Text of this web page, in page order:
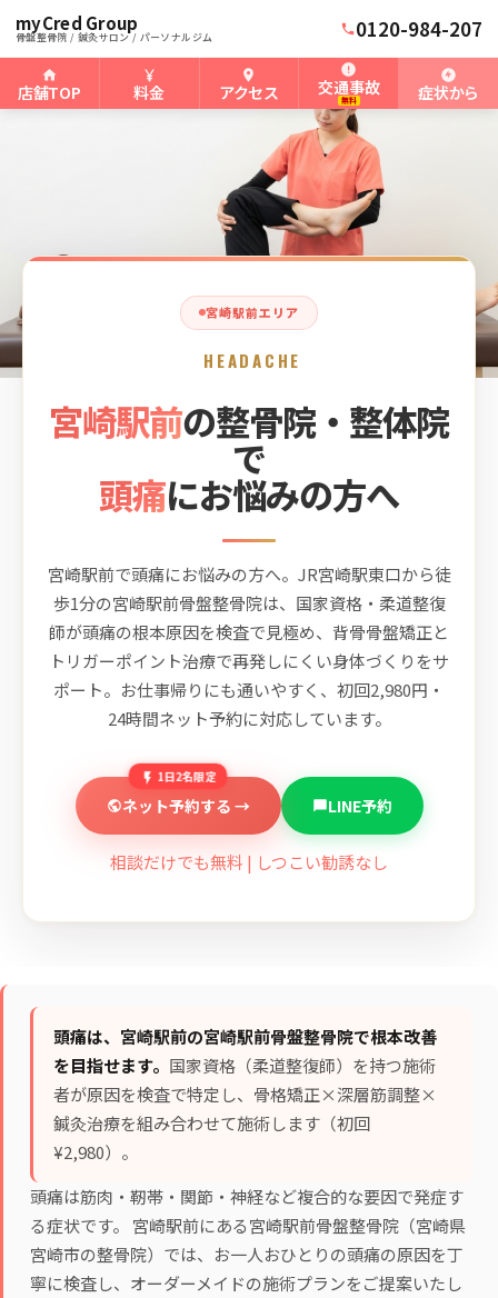
myCred Group
骨盤整骨院 / 鍼灸サロン / パーソナルジム 0120-984-207
店舗TOP 料金 アクセス 交通事故
無料 症状から
ホーム › 宮崎駅前骨盤整骨院
宮崎駅前エリア
HEADACHE
宮崎駅前の整骨院・整体院
で
頭痛にお悩みの方へ
宮崎駅前で頭痛にお悩みの方へ。JR宮崎駅東口から徒
歩1分の宮崎駅前骨盤整骨院は、国家資格・柔道整復
師が頭痛の根本原因を検査で見極め、背骨骨盤矯正と
トリガーポイント治療で再発しにくい身体づくりをサ
ポート。お仕事帰りにも通いやすく、初回2,980円・
24時間ネット予約に対応しています。
1日2名限定
ネット予約する → LINE予約
相談だけでも無料 | しつこい勧誘なし
頭痛は、宮崎駅前の宮崎駅前骨盤整骨院で根本改善
を目指せます。 国家資格（柔道整復師）を持つ施術
者が原因を検査で特定し、 骨格矯正×深層筋調整×
鍼灸治療を組み合わせて施術します（初回
¥2,980）。
頭痛は筋肉・靭帯・関節・神経など複合的な要因で発症す
る症状です。 宮崎駅前にある宮崎駅前骨盤整骨院（宮崎県
宮崎市の整骨院）では、お一人おひとりの頭痛の原因を丁
寧に検査し、オーダーメイドの施術プランをご提案いたし